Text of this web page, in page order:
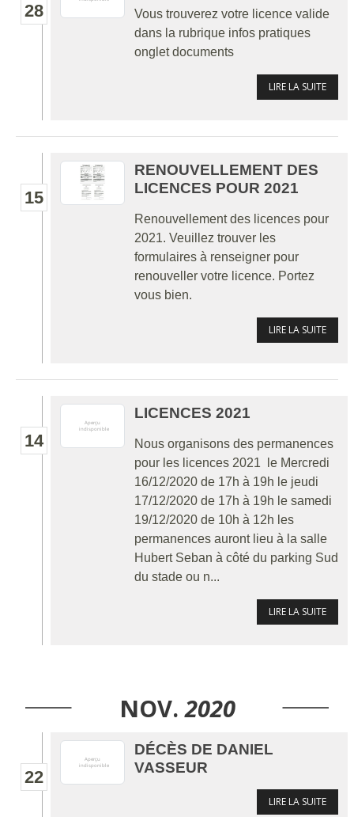
28
Vous trouverez votre licence valide
dans la rubrique infos pratiques
onglet documents
LIRE LA SUITE
15
RENOUVELLEMENT DES
LICENCES POUR 2021
Renouvellement des licences pour
2021. Veuillez trouver les
formulaires à renseigner pour
renouveller votre licence. Portez
vous bien.
LIRE LA SUITE
14
LICENCES 2021
Nous organisons des permanences
pour les licences 2021 le Mercredi
16/12/2020 de 17h à 19h le jeudi
17/12/2020 de 17h à 19h le samedi
19/12/2020 de 10h à 12h les
permanences auront lieu à la salle
Hubert Seban à côté du parking Sud
du stade ou n...
LIRE LA SUITE
NOV. 2020
22
DÉCÈS DE DANIEL
VASSEUR
LIRE LA SUITE